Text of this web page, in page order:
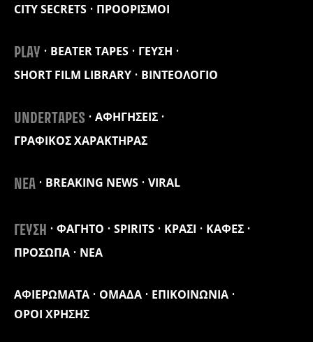
ΑΦΙΕΡΩΜΑΤΑ ΟΜΑΔΑ
ΕΠΙΚΟΙΝΩΝΙΑ
ΟΡΟΙ ΧΡΗΣΗΣ
CITY SECRETS
ΠΡΟΟΡΙΣΜΟΙ
PLAY BEATER TAPES
ΓΕΥΣΗ
SHORT FILM LIBRARY
ΒΙΝΤΕΟΛΟΓΙΟ
UNDERTAPES
ΑΦΗΓΗΣΕΙΣ
ΓΡΑΦΙΚΟΣ ΧΑΡΑΚΤΗΡΑΣ
ΝΕΑ BREAKING NEWS VIRAL
ΓΕΥΣΗ ΦΑΓΗΤΟ SPIRITS ΚΡΑΣΙ
ΚΑΦΕΣ
ΠΡΟΣΩΠΑ
ΝΕΑ